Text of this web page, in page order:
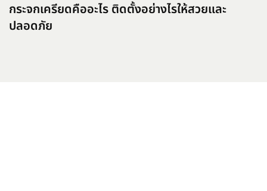
กระจกเครียดคืออะไร ติดตั้งอย่างไรให้สวยและ
ปลอดภัย